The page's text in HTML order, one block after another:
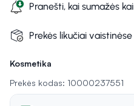
Kosmetika
Prekės kodas: 10000237551
Pranešti, kai sumažės
Prekės likučiai vaistinėse